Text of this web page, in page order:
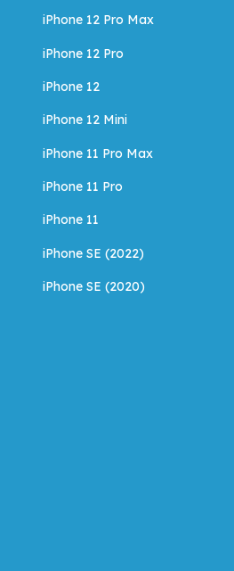
iPhone 12 Pro Max
iPhone 12 Pro
iPhone 12
iPhone 12 Mini
iPhone 11 Pro Max
iPhone 11 Pro
iPhone 11
iPhone SE (2022)
iPhone SE (2020)